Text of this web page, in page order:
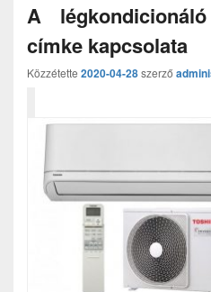
A
címke kapcsolata
Közzétette 2020-04-28szerző